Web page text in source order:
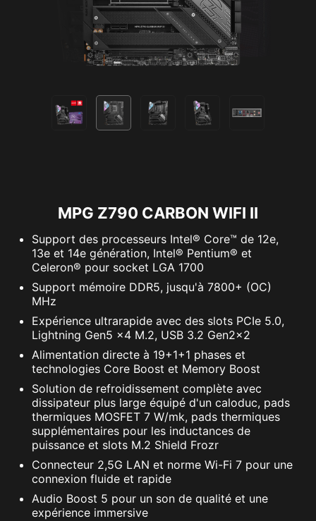
HEADER ARGB
SUPPLÉMENTAIRE
HEADER VENTILATEUR
SUPPLÉMENTAIRE
Mise à
Taux de
Taille de
Schéma de
Le Wi-Fi 7, basé sur la norme 802.11be, propose
un débit plus rapide, des canaux plus larges,
une efficacité améliorée et une latence réduite
par rapport au Wi-Fi 6 basé sur la norme
802.11ax. Il promet également de meilleures
performances dans les environnements
encombrés.
MPG Z790 CARBON WIFI II
Support des processeurs Intel® Core™ de 12e,
13e et 14e génération, Intel® Pentium® et
Celeron® pour socket LGA 1700
Support mémoire DDR5, jusqu'à 7800+ (OC)
MHz
Expérience ultrarapide avec des slots PCIe 5.0,
Lightning Gen5 x4 M.2, USB 3.2 Gen2x2
Alimentation directe à 19+1+1 phases et
technologies Core Boost et Memory Boost
Solution de refroidissement complète avec
dissipateur plus large équipé d'un caloduc, pads
thermiques MOSFET 7 W/mk, pads thermiques
supplémentaires pour les inductances de
puissance et slots M.2 Shield Frozr
Connecteur 2,5G LAN et norme Wi-Fi 7 pour une
connexion fluide et rapide
Audio Boost 5 pour un son de qualité et une
expérience immersive